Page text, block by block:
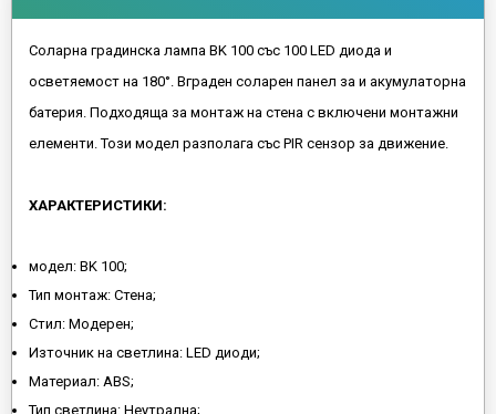
Соларна градинска лампа BK 100 със 100 LED диода и
осветяемост на 180°. Вграден соларен панел за и акумулаторна
батерия. Подходяща за монтаж на стена с включени монтажни
елементи. Този модел разполага със PIR сензор за движение.
ХАРАКТЕРИСТИКИ:
модел: BK 100;
Тип монтаж: Стена;
Стил: Модерен;
Източник на светлина: LED диоди;
Материал: ABS;
Тип светлина: Неутрална;